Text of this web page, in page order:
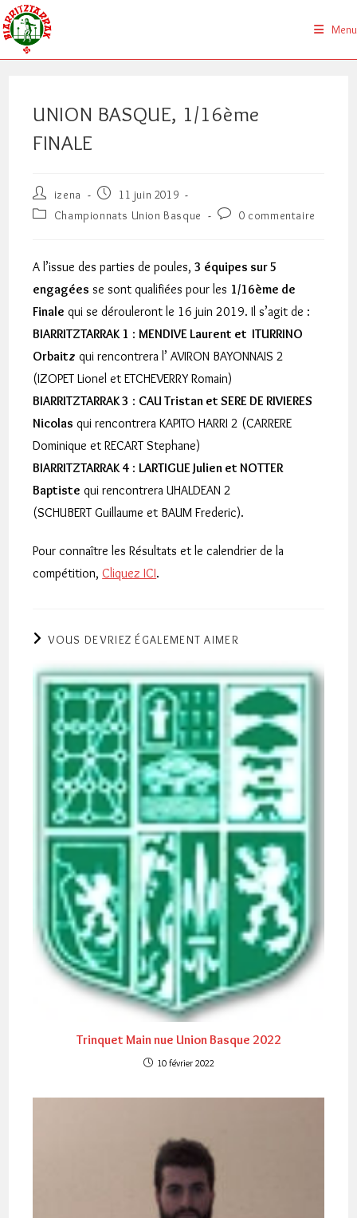
Skip
to
content
Menu
UNION BASQUE, 1/16ème
FINALE
Auteur/autrice
de
la
izena
Publication
11 juin 2019
PostChampionnats Union Basque
Commentaires
0 commentaire
A l’issue des parties de poules,3 équipes sur 5
engagées se sont qualifiées pour les 1/16ème de
Finale qui se dérouleront le 16 juin 2019. Il s’agit de :
BIARRITZTARRAK 1 :MENDIVE Laurent et ITURRINO
Orbaitz qui rencontrera l’ AVIRON BAYONNAIS 2
(IZOPET Lionel et ETCHEVERRY Romain)
BIARRITZTARRAK 3 : CAU Tristan et SERE DE RIVIERES
Nicolas qui rencontrera KAPITO HARRI 2 (CARRERE
Dominique et RECART Stephane)
BIARRITZTARRAK 4 : LARTIGUE Julien et NOTTER
Baptiste qui rencontrera UHALDEAN 2
(SCHUBERT Guillaume et BAUM Frederic).
Pour connaître les Résultats et le calendrier de la
compétition,Cliquez ICI.
VOUS DEVRIEZ ÉGALEMENT AIMER
Trinquet Main nue Union Basque 2022
10 février 2022